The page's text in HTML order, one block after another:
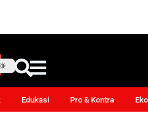
Edukasi Pro & Kontra